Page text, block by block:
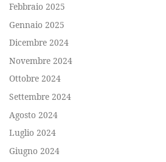
Febbraio 2025
Gennaio 2025
Dicembre 2024
Novembre 2024
Ottobre 2024
Settembre 2024
Agosto 2024
Luglio 2024
Giugno 2024